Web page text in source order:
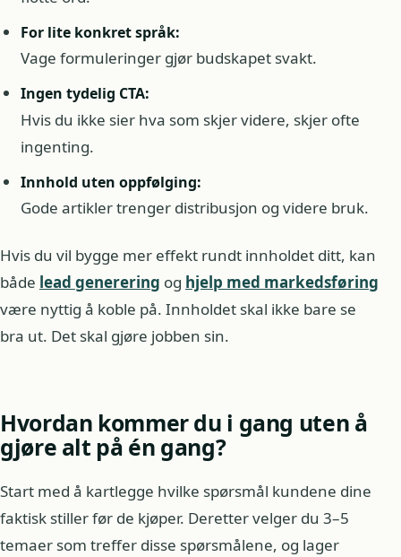
For lite konkret språk:
Vage formuleringer gjør budskapet svakt.
Ingen tydelig CTA:
Hvis du ikke sier hva som skjer videre, skjer ofte
ingenting.
Innhold uten oppfølging:
Gode artikler trenger distribusjon og videre bruk.
Hvis du vil bygge mer effekt rundt innholdet ditt, kan
både lead generering og hjelp med markedsføring
være nyttig å koble på. Innholdet skal ikke bare se
bra ut. Det skal gjøre jobben sin.
Hvordan kommer du i gang uten å
gjøre alt på én gang?
Start med å kartlegge hvilke spørsmål kundene dine
faktisk stiller før de kjøper. Deretter velger du 3–5
temaer som treffer disse spørsmålene, og lager